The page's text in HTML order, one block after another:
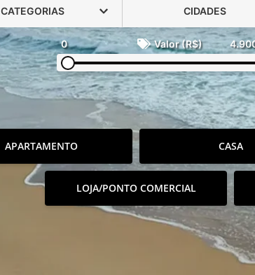
CATEGORIAS CIDADES
0 Valor (R$)
APARTAMENTO CASA
LOJA/PONTO COMERCIAL